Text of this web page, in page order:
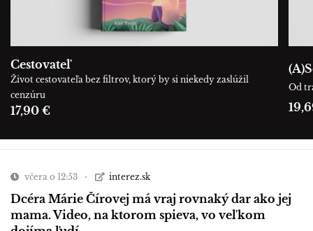
Cestovateľ
Život cestovateľa bez filtrov, ktorý by si niekedy zaslúžil
cenzúru
17,90 €
Od
včera o 12:53 interez.sk
Dcéra Márie Čírovej má vraj rovnaký dar ako jej
mama. Video, na ktorom spieva, vo veľkom